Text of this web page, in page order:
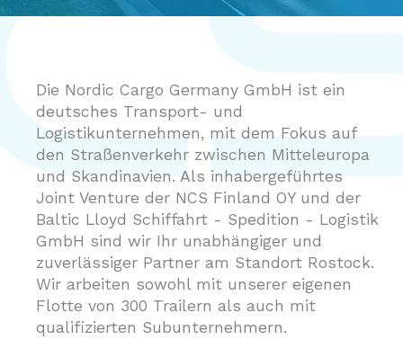
Die Nordic Cargo Germany GmbH ist ein
deutsches Transport- und
Logistikunternehmen, mit dem Fokus auf
den Straßenverkehr zwischen Mitteleuropa
und Skandinavien. Als inhabergeführtes
Joint Venture der NCS Finland OY und der
Baltic Lloyd Schiffahrt - Spedition - Logistik
GmbH sind wir Ihr unabhängiger und
zuverlässiger Partner am Standort Rostock.
Wir arbeiten sowohl mit unserer eigenen
Flotte von 300 Trailern als auch mit
qualifizierten Subunternehmern.